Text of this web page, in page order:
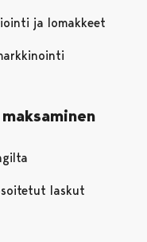
ja lomakkeet
laskut